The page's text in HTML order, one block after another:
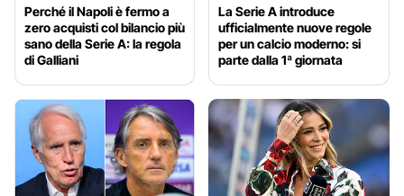
Perché il Napoli è fermo a
zero acquisti col bilancio più
sano della Serie A: la regola
di Galliani
La Serie A introduce
ufficialmente nuove regole
per un calcio moderno: si
parte dalla 1ª giornata